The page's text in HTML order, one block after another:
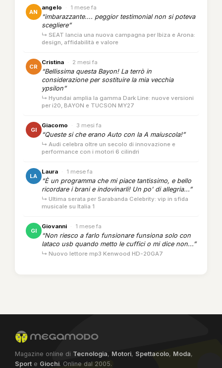
AN
angelo · 1 mese fa
“imbarazzante.... peggior testimonial non si poteva
scegliere”
↳ SEAT lancia una nuova campagna per Ibiza e Arona:
design, affidabilità e valore
CR
Cristina · 2 mesi fa
“Bellissima questa Bayon! La terrò in
considerazione per sostituire la mia vecchia
ypsilon”
↳ Hyundai amplia la gamma Dark Line: nuove versioni
per i20, BAYON e TUCSON MY27
GI
Giacomo · 3 mesi fa
“Queste si che erano Auto con la A maiuscola!”
↳ Audi celebra oltre un secolo di innovazione e
performance con i motori 6 cilindri
LA
Laura · 1 mese fa
“È un programma che mi piace tantissimo, e bello
ricordare i brani e indovinarli! Un po' di allegria...”
↳ Ultima serata per Sarabanda Celebrity: vip in sfida
musicale su Italia 1
GI
Giovanni · 1 mese fa
“Non riesco a farlo funsionare funsiona solo con
lataco usb quando metto le cuffici o mi dice non...”
↳ Nuovo lettore mp3 Kenwood HD-20GA7
Magazine online di Tecnologia, Motori, Spettacolo, Moda,
Sport e Giochi. Online dal 2005.